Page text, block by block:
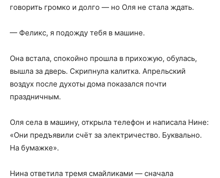
говорить громко и долго — но Оля не стала ждать.
— Феликс, я подожду тебя в машине.
Она встала, спокойно прошла в прихожую, обулась,
вышла за дверь. Скрипнула калитка. Апрельский
воздух после духоты дома показался почти
праздничным.
Оля села в машину, открыла телефон и написала Нине:
«Они предъявили счёт за электричество. Буквально.
На бумажке».
Нина ответила тремя смайликами — сначала